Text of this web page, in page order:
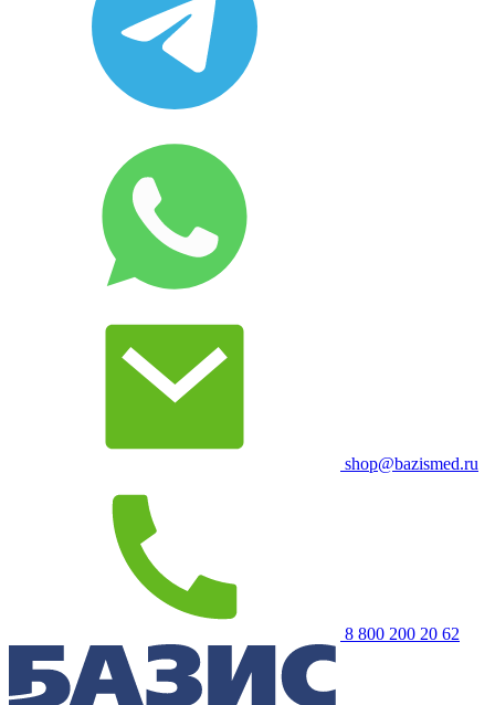
shop@bazismed.ru
8 800 200 20 62